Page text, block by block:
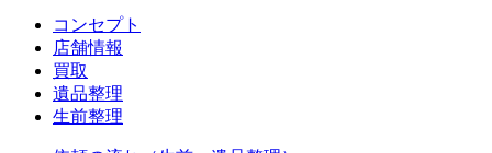
コンセプト
店舗情報
買取
遺品整理
生前整理